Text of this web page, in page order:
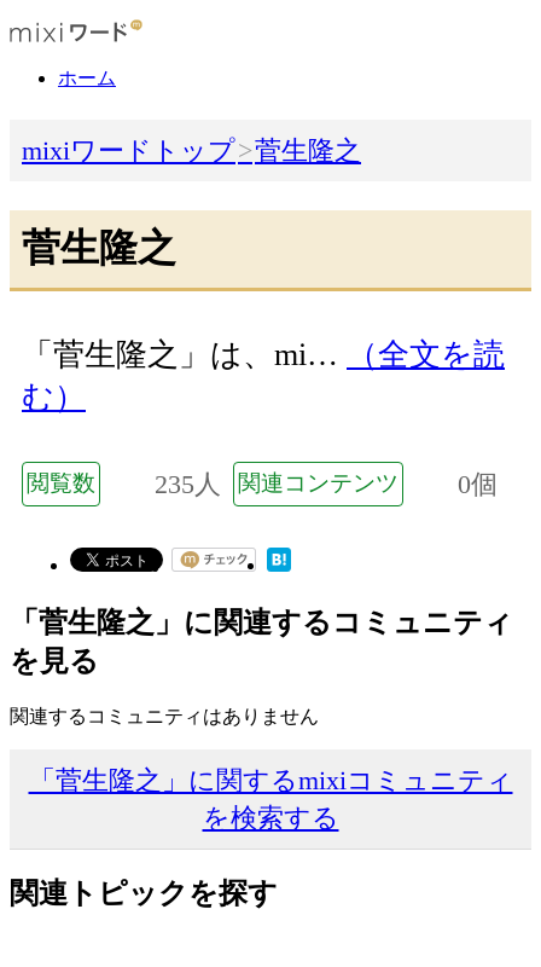
ホーム
mixiワードトップ 菅生隆之
菅生隆之
「菅生隆之」は、mi…
（全文を読
む）
閲覧数 235人 関連コンテンツ 0個
「菅生隆之」に関連するコミュニティ
を見る
関連するコミュニティはありません
「菅生隆之」に関するmixiコミュニティ
を検索する
関連トピックを探す